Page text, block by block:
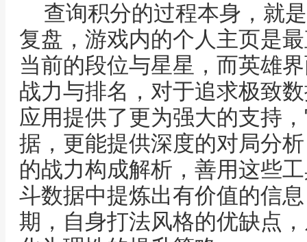
查询积分的过程本身，就
复盘，游戏内的个人主页是
当前的段位与星星，而英雄
战力与排名，对于追求极致
应用提供了更为强大的支持
据，更能提供深度的对局分
的战力构成解析，善用这些
斗数据中提炼出有价值的信
期，自身打法风格的优缺点